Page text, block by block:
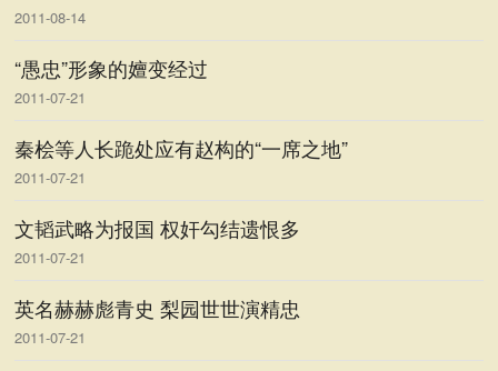
2011-08-14
“愚忠”形象的嬗变经过
2011-07-21
秦桧等人长跪处应有赵构的“一席之地”
2011-07-21
文韬武略为报国 权奸勾结遗恨多
2011-07-21
英名赫赫彪青史 梨园世世演精忠
2011-07-21